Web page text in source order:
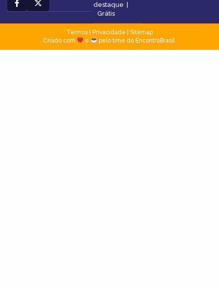
destaque |
Grátis
Termos| Privacidade
Sitemap
Criado com
e pelo time do EncontraBrasil